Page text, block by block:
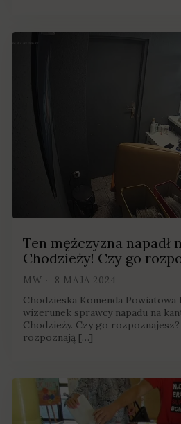
Ten mężczyzna napadł
Chodzieży! Czy go
MW 8 MAJA 2024
Chodzieska Komenda Powiatowa
wizerunek sprawcy napadu na
Chodzieży. Czy go
rozpoznają […]